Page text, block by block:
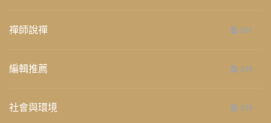
禪師說禪 267
編輯推薦 236
社會與環境 235